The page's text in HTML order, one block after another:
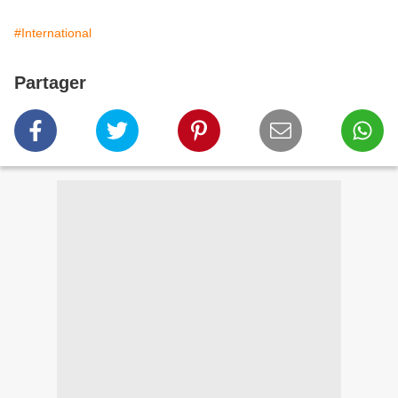
#International
Partager